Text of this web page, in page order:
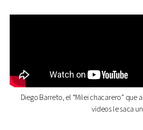
Diego Barreto, el “Milei chacarero” que
videos le saca